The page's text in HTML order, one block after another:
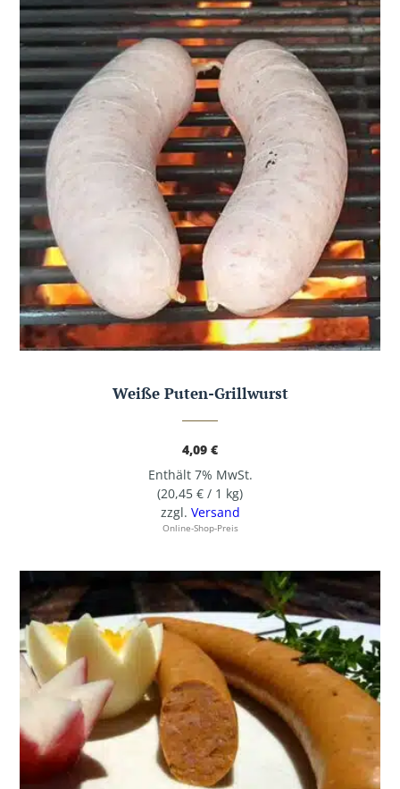
Weiße Puten-Grillwurst
4,09 €
Enthält 7% MwSt.
(20,45 € / 1 kg)
zzgl. Versand
Online-Shop-Preis